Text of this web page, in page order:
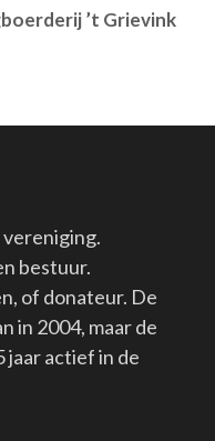
’t Grievink
vereniging.
bestuur.
of donateur. De
in 2004, maar de
jaar actief in de